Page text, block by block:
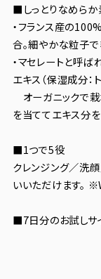
■しっとりなめら
・フランス産の
合。細やかな粒子
・マセレートと呼
エキス（保湿成分：
オーガニックで
を当ててエキス分
■1つで5役
クレンジング／洗
いいただけます。
■7日分のお試しサ